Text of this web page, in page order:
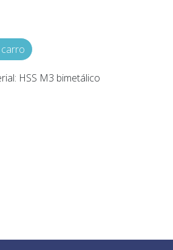
HSS M3 bimetálico